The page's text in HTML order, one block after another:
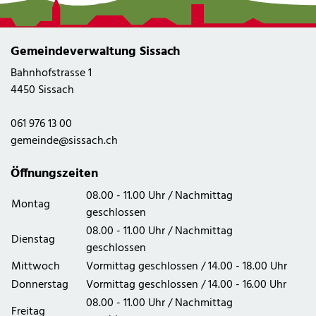
Gemeindeverwaltung Sissach
Bahnhofstrasse 1
4450 Sissach
061 976 13 00
gemeinde@sissach.ch
Öffnungszeiten
Montag
08.00 - 11.00 Uhr / Nachmittag
geschlossen
Dienstag
08.00 - 11.00 Uhr / Nachmittag
geschlossen
Mittwoch
Vormittag geschlossen / 14.00 - 18.00 Uhr
Donnerstag
Vormittag geschlossen / 14.00 - 16.00 Uhr
Freitag
08.00 - 11.00 Uhr / Nachmittag